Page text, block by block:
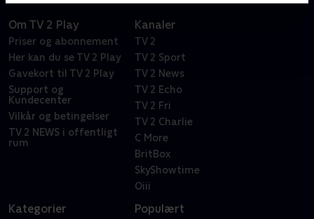
Om TV 2 Play
Priser og abonnement
Her kan du se TV 2 Play
Gavekort til TV 2 Play
Support og
Kundecenter
Vilkår og betingelser
TV 2 NEWS i offentligt
rum
Kanaler
TV 2
TV 2 Sport
TV 2 News
TV 2 Echo
TV 2 Fri
TV 2 Charlie
C More
BritBox
SkyShowtime
Oiii
Kategorier Populært